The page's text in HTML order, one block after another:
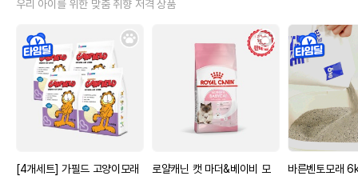
우리 아이를 위한 맞춤 취향 저격 상품
[4개세트] 가필드 고양이모래
로얄캐닌 캣 마더&베이비 모
바른벤토모래